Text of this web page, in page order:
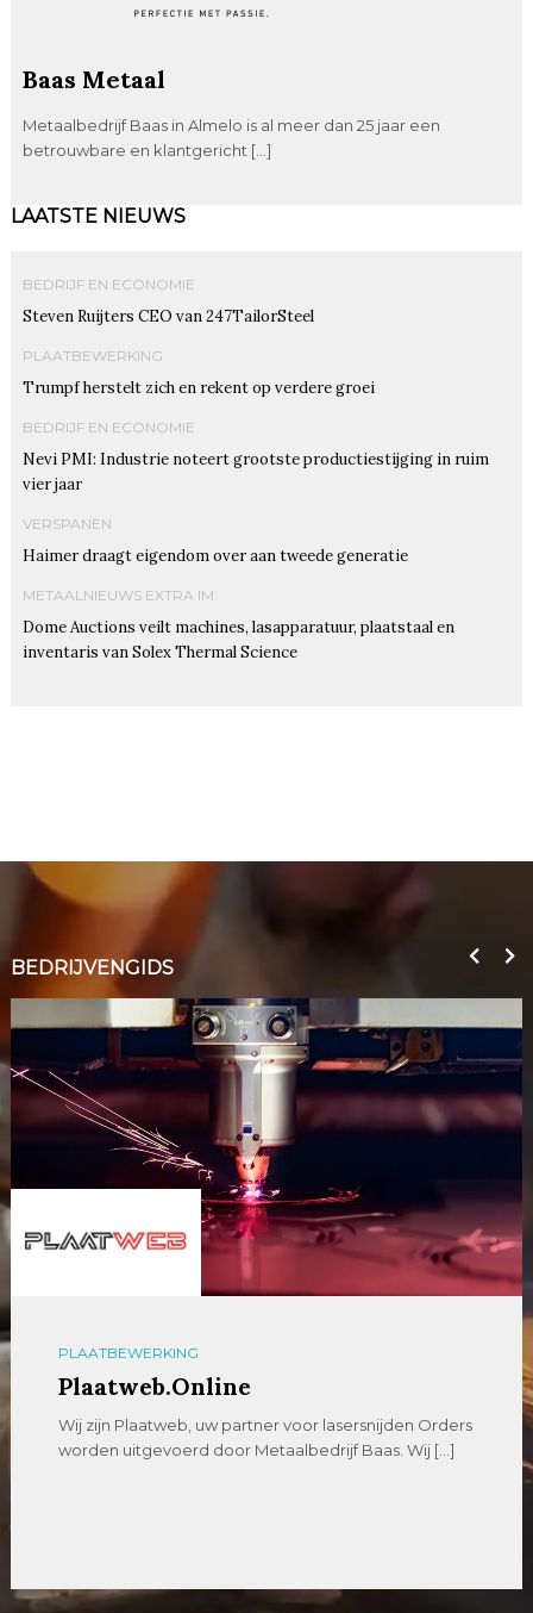
Baas Metaal
Metaalbedrijf Baas in Almelo is al meer dan 25 jaar een
betrouwbare en klantgericht […]
LAATSTE NIEUWS
BEDRIJF EN ECONOMIE
Steven Ruijters CEO van 247TailorSteel
PLAATBEWERKING
Trumpf herstelt zich en rekent op verdere groei
BEDRIJF EN ECONOMIE
Nevi PMI: Industrie noteert grootste productiestijging in ruim
vier jaar
VERSPANEN
Haimer draagt eigendom over aan tweede generatie
METAALNIEUWS EXTRA IM
Dome Auctions veilt machines, lasapparatuur, plaatstaal en
inventaris van Solex Thermal Science
BEDRIJVENGIDS
PLAATBEWERKING
Plaatweb.Online
Wij zijn Plaatweb, uw partner voor lasersnijden Orders
worden uitgevoerd door Metaalbedrijf Baas. Wij […]